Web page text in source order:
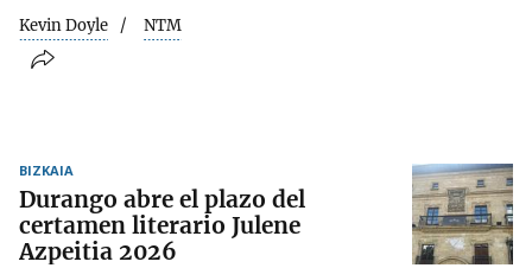
Kevin Doyle NTM
BIZKAIA
Durango abre el plazo del
certamen literario Julene
Azpeitia 2026